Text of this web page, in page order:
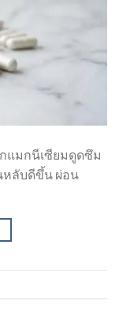
กแมกนีเซียมดูดซึม
หลับดีขึ้น ผ่อน